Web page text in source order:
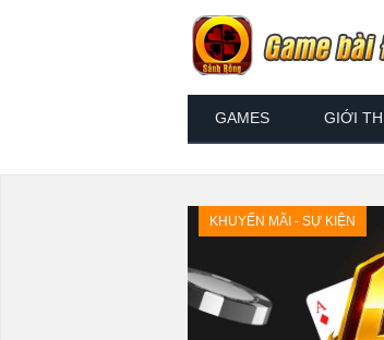
GAMES GIỚI
KHUYẾN MÃI - SỰ KIỆN